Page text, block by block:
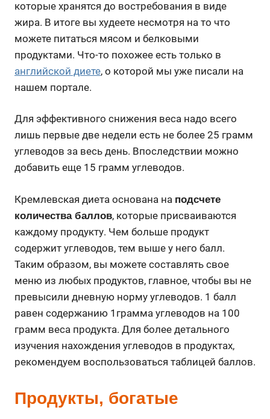
которые хранятся до востребования в виде
жира. В итоге вы худеете несмотря на то что
можете питаться мясом и белковыми
продуктами. Что-то похожее есть только в
английской диете, о которой мы уже писали на
нашем портале.
Для эффективного снижения веса надо всего
лишь первые две недели есть не более 25 грамм
углеводов за весь день. Впоследствии можно
добавить еще 15 грамм углеводов.
Кремлевская диета основана на подсчете
количества баллов, которые присваиваются
каждому продукту. Чем больше продукт
содержит углеводов, тем выше у него балл.
Таким образом, вы можете составлять свое
меню из любых продуктов, главное, чтобы вы не
превысили дневную норму углеводов. 1 балл
равен содержанию 1грамма углеводов на 100
грамм веса продукта. Для более детального
изучения нахождения углеводов в продуктах,
рекомендуем воспользоваться таблицей баллов.
Продукты, богатые